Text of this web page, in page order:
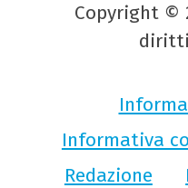
Copyright ©
Informativa
Redazione